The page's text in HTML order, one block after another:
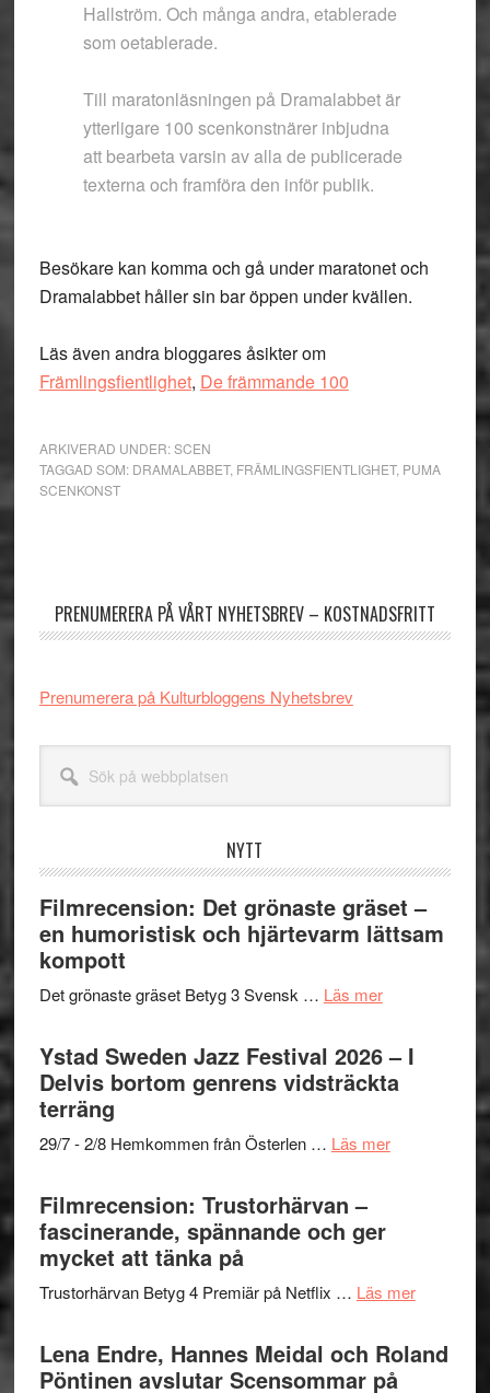
Hallström. Och många andra, etablerade
som oetablerade.
Till maratonläsningen på Dramalabbet är
ytterligare 100 scenkonstnärer inbjudna
att bearbeta varsin av alla de publicerade
texterna och framföra den inför publik.
Besökare kan komma och gå under maratonet och
Dramalabbet håller sin bar öppen under kvällen.
Läs även andra bloggares åsikter om
Främlingsfientlighet, De främmande 100
ARKIVERAD UNDER:SCEN
TAGGAD SOM: DRAMALABBET, FRÄMLINGSFIENTLIGHET, PUMA
SCENKONST
PRENUMERERA PÅ VÅRT NYHETSBREV – KOSTNADSFRITT
Prenumerera på Kulturbloggens Nyhetsbrev
webbplatsen
NYTT
Filmrecension: Det grönaste gräset –
en humoristisk och hjärtevarm lättsam
kompott
Det grönaste gräset Betyg 3 Svensk … Läs merom
Det
grönaste
gräset
en
hjärtevarm
Ystad Sweden Jazz Festival 2026 – I
Delvis bortom genrens vidsträckta
terräng
29/7 - 2/8 Hemkommen från Österlen … Läs merom
–
Delvis
bortom
Filmrecension: Trustorhärvan –
fascinerande, spännande och ger
mycket att tänka på
Trustorhärvan Betyg 4 Premiär på Netflix … Läs merom
–
Lena Endre, Hannes Meidal och Roland
Pöntinen avslutar Scensommar på